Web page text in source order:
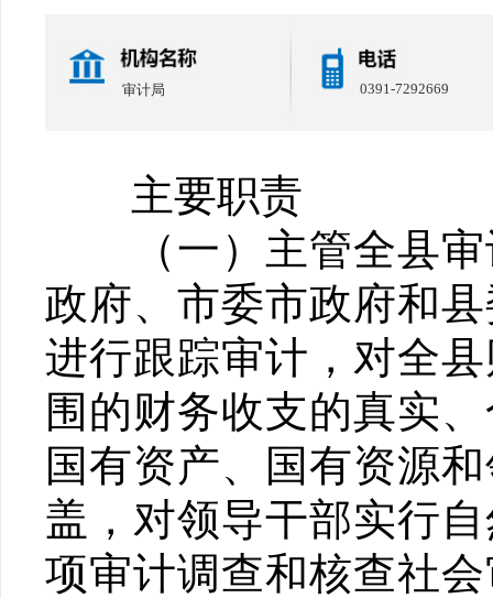
审计局 0391-7292669
主要职责
（一）主管全县审
政府、市委市政府和
进行跟踪审计，对全
围的财务收支的真实
国有资产、国有资源
盖，对领导干部实行
项审计调查和核查社